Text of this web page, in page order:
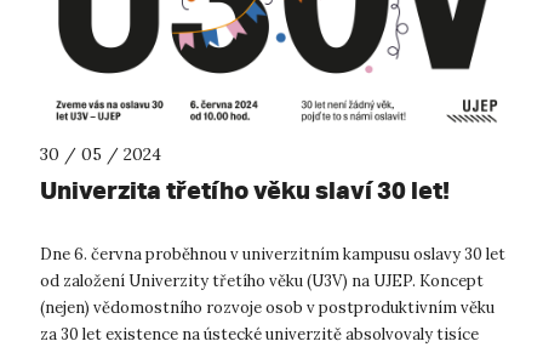
30 / 05 / 2024
Univerzita třetího věku slaví 30 let!
Dne 6. června proběhnou v univerzitním kampusu oslavy 30 let
od založení Univerzity třetího věku (U3V) na UJEP. Koncept
(nejen) vědomostního rozvoje osob v postproduktivním věku
za 30 let existence na ústecké univerzitě absolvovaly tisíce